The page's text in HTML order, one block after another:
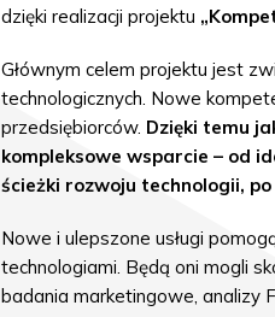
dzięki realizacji projektu
Głównym celem projektu jest
technologicznych. Nowe
przedsiębiorców. Dzięki temu
kompleksowe wsparcie – od
ścieżki rozwoju technologii,
Nowe i ulepszone usługi
technologiami. Będą oni mogli
badania marketingowe, analizy